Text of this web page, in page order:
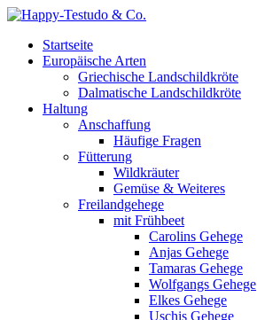
Startseite
Europäische Arten
Griechische Landschildkröte
Dalmatische Landschildkröte
Haltung
Anschaffung
Häufige Fragen
Fütterung
Wildkräuter
Gemüse & Weiteres
Freilandgehege
mit Frühbeet
Carolins Gehege
Anjas Gehege
Tamaras Gehege
Wolfgangs Gehege
Elkes Gehege
Uschis Gehege